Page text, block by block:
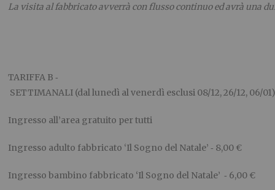
La visita al fabbricato avverrà con flusso continuo ed avrà una
TARIFFA B ‐
SETTIMANALI (dal lunedì al venerdì esclusi 08/12, 26/12, 06/
Ingresso all’area gratuito per tutti
Ingresso adulto fabbricato ‘Il Sogno del Natale’ ‐ 8,00 €
Ingresso bambino fabbricato ‘Il Sogno del Natale’ ‐ 6,00 €